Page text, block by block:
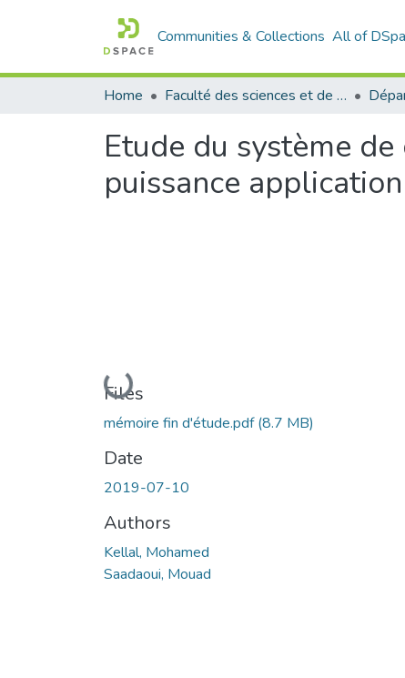
Communities & Collections All of
Home Faculté des sciences et de la technologie
Etude du système
puissance
Loading...
Files
mémoire fin d'étude.pdf(8.7 MB)
Date
2019-07-10
Authors
Kellal, Mohamed
Saadaoui, Mouad